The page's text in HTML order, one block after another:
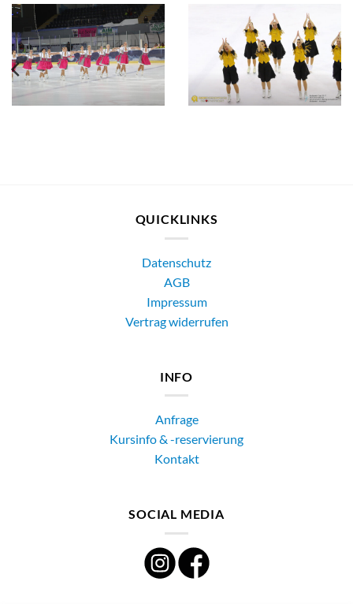
QUICKLINKS
Datenschutz
AGB
Impressum
Vertrag widerrufen
INFO
Anfrage
Kursinfo & -reservierung
Kontakt
SOCIAL MEDIA